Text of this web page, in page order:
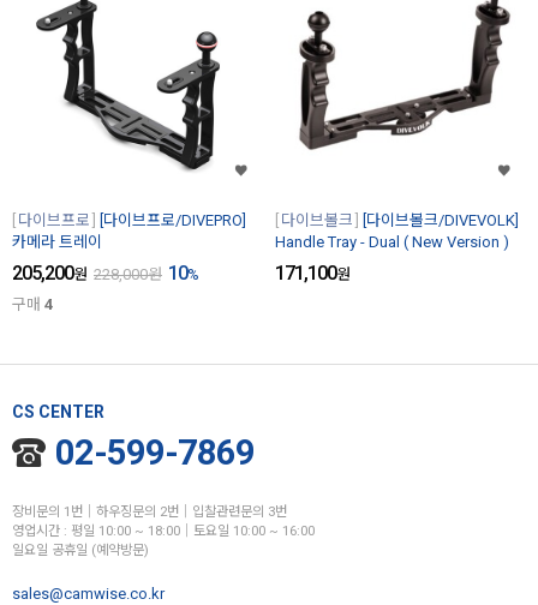
다이브프로
[다이브프로/DIVEPRO]
카메라 트레이
205,200원 228,000원 10%
구매 4
다이브볼크
[다이브볼크/DIVEVOLK]
Handle Tray - Dual ( New Version )
171,100원
CS CENTER
02-599-7869
장비문의 1번│하우징문의 2번│입찰관련문의 3번
영업시간 : 평일 10:00 ~ 18:00│토요일 10:00 ~ 16:00
일요일 공휴일 (예약방문)
sales@camwise.co.kr